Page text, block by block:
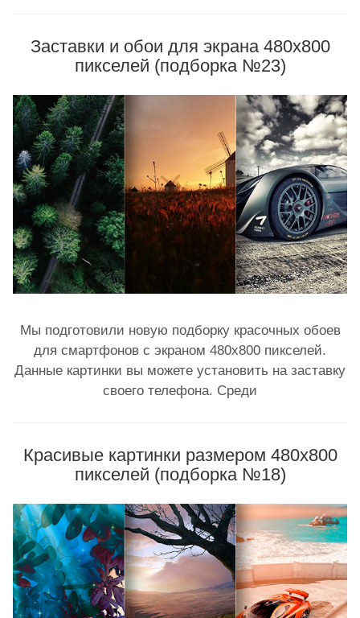
Заставки и обои для экрана 480х800
пикселей (подборка №23)
Мы подготовили новую подборку красочных обоев
для смартфонов с экраном 480х800 пикселей.
Данные картинки вы можете установить на заставку
своего телефона. Среди
Красивые картинки размером 480x800
пикселей (подборка №18)